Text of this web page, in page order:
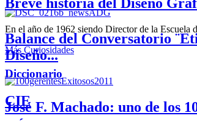
Balance del Conversatorio
Diseño...
José F. Machado: uno de los
En el año de 1962 siendo Director de la Escuela
Más Curiosidades
Diccionario
CIE